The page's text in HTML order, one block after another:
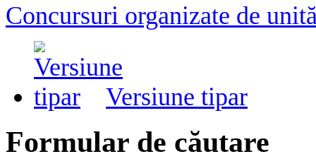
Concursuri organizate de
Versiune tipar
Formular de căutare